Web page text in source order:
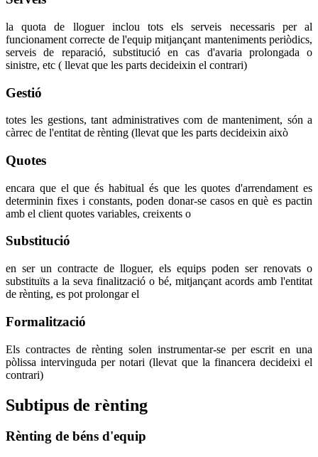
la quota de lloguer inclou tots els serveis necessaris per al
funcionament correcte de l'equip mitjançant manteniments periòdics,
serveis de reparació, substitució en cas d'avaria prolongada o
sinistre, etc ( llevat que les parts decideixin el contrari)
Gestió
totes les gestions, tant administratives com de manteniment, són a
càrrec de l'entitat de rènting (llevat que les parts decideixin això
Quotes
encara que el que és habitual és que les quotes d'arrendament es
determinin fixes i constants, poden donar-se casos en què es pactin
amb el client quotes variables, creixents o
Substitució
en ser un contracte de lloguer, els equips poden ser renovats o
substituïts a la seva finalització o bé, mitjançant acords amb l'entitat
de rènting, es pot prolongar el
Formalització
Els contractes de rènting solen instrumentar-se per escrit en una
pòlissa intervinguda per notari (llevat que la financera decideixi el
contrari)
Subtipus de rènting
Rènting de béns d'equip